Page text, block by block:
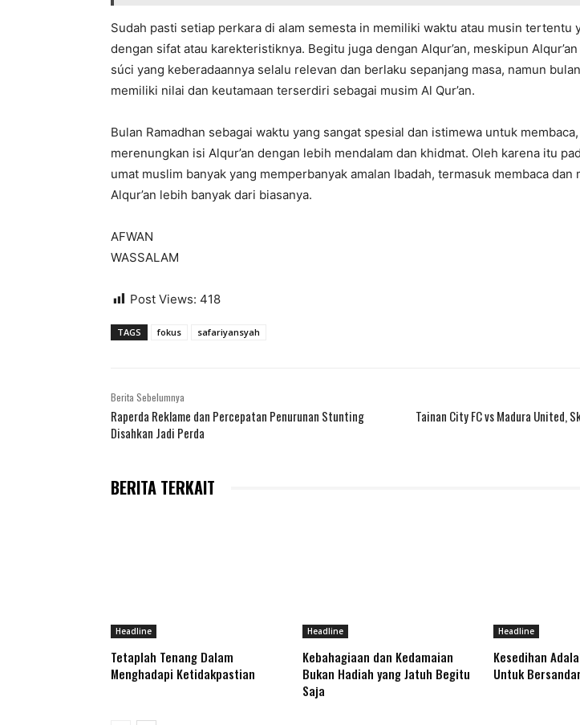
Sudah pasti setiap perkara di alam semesta in memiliki waktu atau musin tertentu
dengan sifat atau karekteristiknya. Begitu juga dengan Alqur’an, meskipun
súci yang keberadaannya selalu relevan dan berlaku sepanjang masa, namun
memiliki nilai dan keutamaan terserdiri sebagai musim Al Qur’an.
Bulan Ramadhan sebagai waktu yang sangat spesial dan istimewa untuk
merenungkan isi Alqur’an dengan lebih mendalam dan khidmat. Oleh karena itu
umat muslim banyak yang memperbanyak amalan Ibadah, termasuk membaca dan
Alqur’an lebih banyak dari biasanya.
AFWAN
WASSALAM
Post Views: 418
TAGS fokus safariyansyah
Berita Sebelumnya
Raperda Reklame dan Percepatan Penurunan Stunting
Disahkan Jadi Perda
Tainan City FC vs Madura United,
BERITA TERKAIT
Headline
Tetaplah Tenang Dalam
Menghadapi Ketidakpastian
Headline
Kebahagiaan dan Kedamaian
Bukan Hadiah yang Jatuh Begitu
Saja
Headline
Kesedihan
Untuk Bersandar